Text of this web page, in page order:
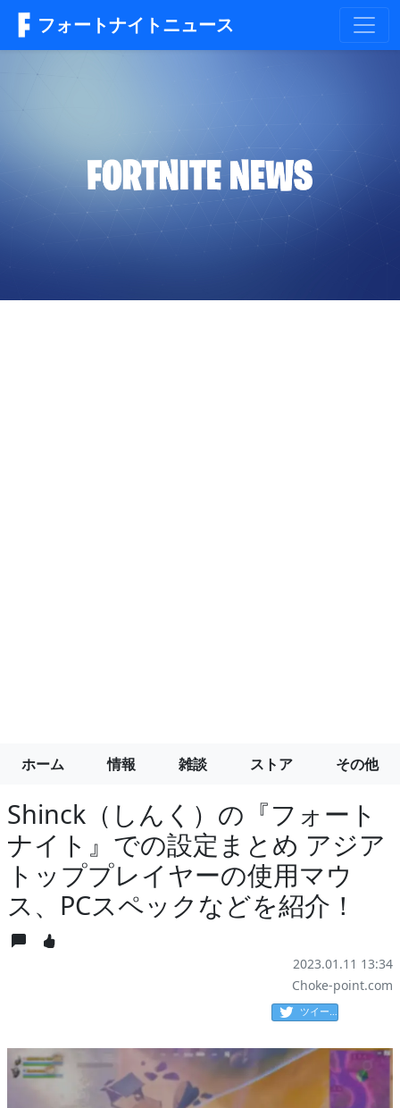
フォートナイトニュース
ホーム 情報 雑談 ストア その他
Shinck（しんく）の『フォート
ナイト』での設定まとめ アジア
トッププレイヤーの使用マウ
ス、PCスペックなどを紹介！
2023.01.11 13:34
Choke-point.com
ツイート